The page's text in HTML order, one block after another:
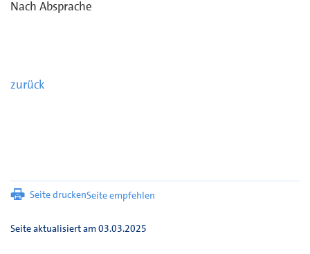
Nach Absprache
zurück
Seite druckenSeite empfehlen
Seite aktualisiert am 03.03.2025